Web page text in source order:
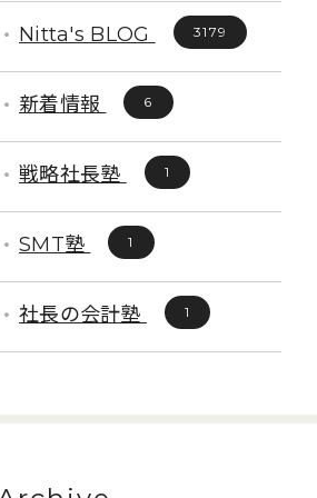
Nitta's BLOG 3179
新着情報 6
戦略社長塾 1
SMT塾 1
社長の会計塾 1